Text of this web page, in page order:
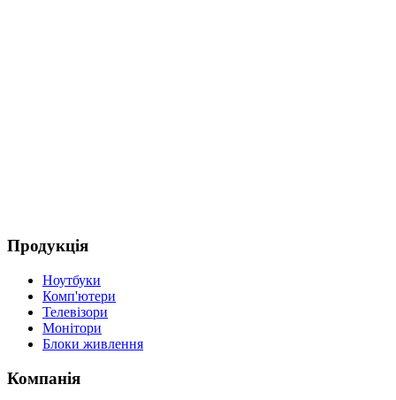
Продукція
Ноутбуки
Комп'ютери
Телевізори
Монітори
Блоки живлення
Компанія